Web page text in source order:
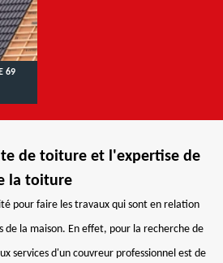
69
de toiture et l'expertise de
la toiture
pour faire les travaux qui sont en relation
de la maison. En effet, pour la recherche de
services d'un couvreur professionnel est de